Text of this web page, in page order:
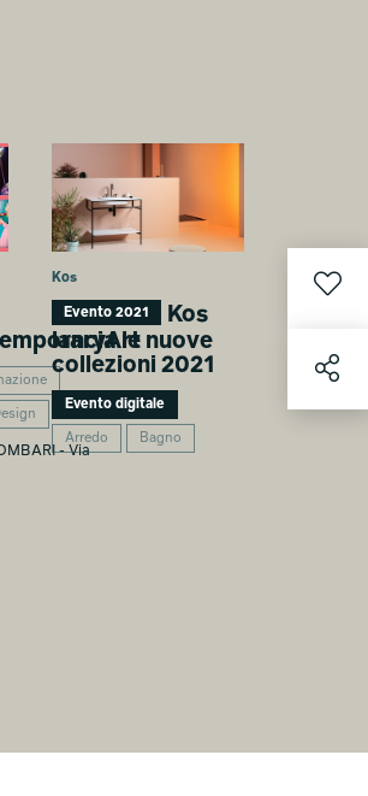
- Via
Kos
Evento 2021
Kos
lancia le nuove
collezioni 2021
Evento digitale
Arredo Bagno